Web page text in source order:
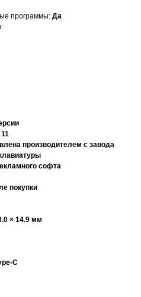
программы: Да
производителем с завода
софта
покупки
× 14.9 мм
C